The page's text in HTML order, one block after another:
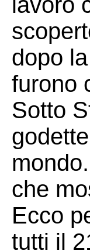
dopo
furono
Sotto
che
Ecco
tutti il